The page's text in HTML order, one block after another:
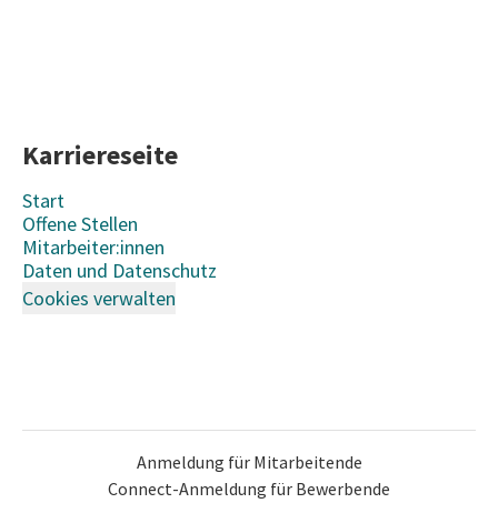
Karriereseite
Start
Offene Stellen
Mitarbeiter:innen
Daten und Datenschutz
Cookies verwalten
Anmeldung für Mitarbeitende
Connect-Anmeldung für Bewerbende